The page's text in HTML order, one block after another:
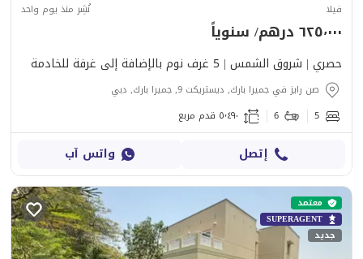
فيلا نُشِر منذ يوم واحد
٦٢٥٬٠٠٠ درهم/ سنوياً
حصري | شروق الشمس | 5 غرف نوم بالإضافة إلى غرفة للخادمة
صن رايز في جميرا بارك, ديستريكت 9, جميرا بارك, دبي
5
6 ٥٬٤٩٠ قدم مربع
إتصل واتس آب
معتمد
SUPERAGENT
جديد